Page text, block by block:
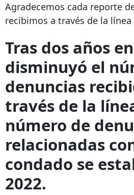
Agradecemos cada reporte
recibimos a través de la
Tras dos años
disminuyó el
denuncias
través de la
número de
relacionadas
condado se
2022.